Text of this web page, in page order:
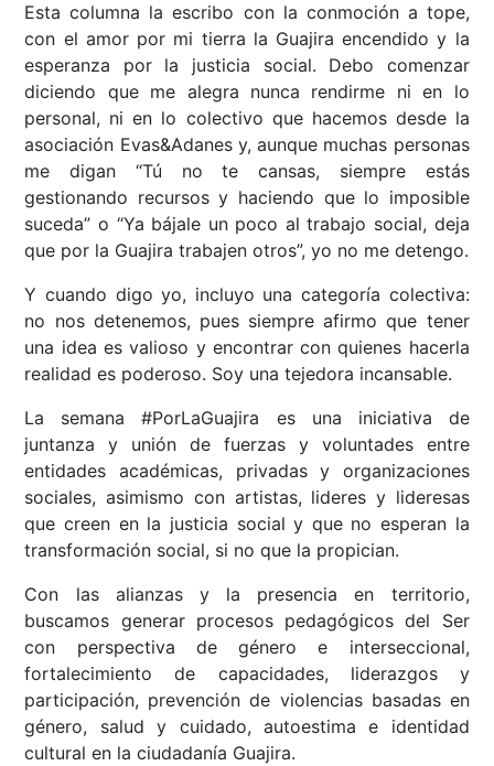
Esta columna la escribo con la conmoción a tope,
con el amor por mi tierra la Guajira encendido y la
esperanza por la justicia social. Debo comenzar
diciendo que me alegra nunca rendirme ni en lo
personal, ni en lo colectivo que hacemos desde la
asociación Evas&Adanes y, aunque muchas personas
me digan “Tú no te cansas, siempre estás
gestionando recursos y haciendo que lo imposible
suceda” o “Ya bájale un poco al trabajo social, deja
que por la Guajira trabajen otros”, yo no me detengo.
Y cuando digo yo, incluyo una categoría colectiva:
no nos detenemos, pues siempre afirmo que tener
una idea es valioso y encontrar con quienes hacerla
realidad es poderoso. Soy una tejedora incansable.
La semana #PorLaGuajira es una iniciativa de
juntanza y unión de fuerzas y voluntades entre
entidades académicas, privadas y organizaciones
sociales, asimismo con artistas, lideres y lideresas
que creen en la justicia social y que no esperan la
transformación social, si no que la propician.
Con las alianzas y la presencia en territorio,
buscamos generar procesos pedagógicos del Ser
con perspectiva de género e interseccional,
fortalecimiento de capacidades, liderazgos y
participación, prevención de violencias basadas en
género, salud y cuidado, autoestima e identidad
cultural en la ciudadanía Guajira.